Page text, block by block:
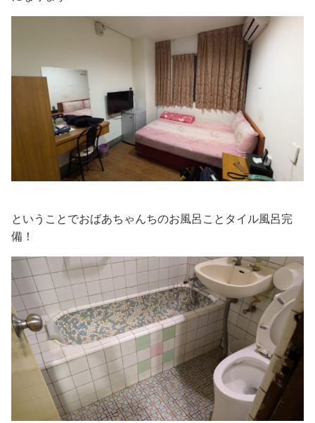
ということでおばあちゃんちのお風呂ことタイル風呂完
備！